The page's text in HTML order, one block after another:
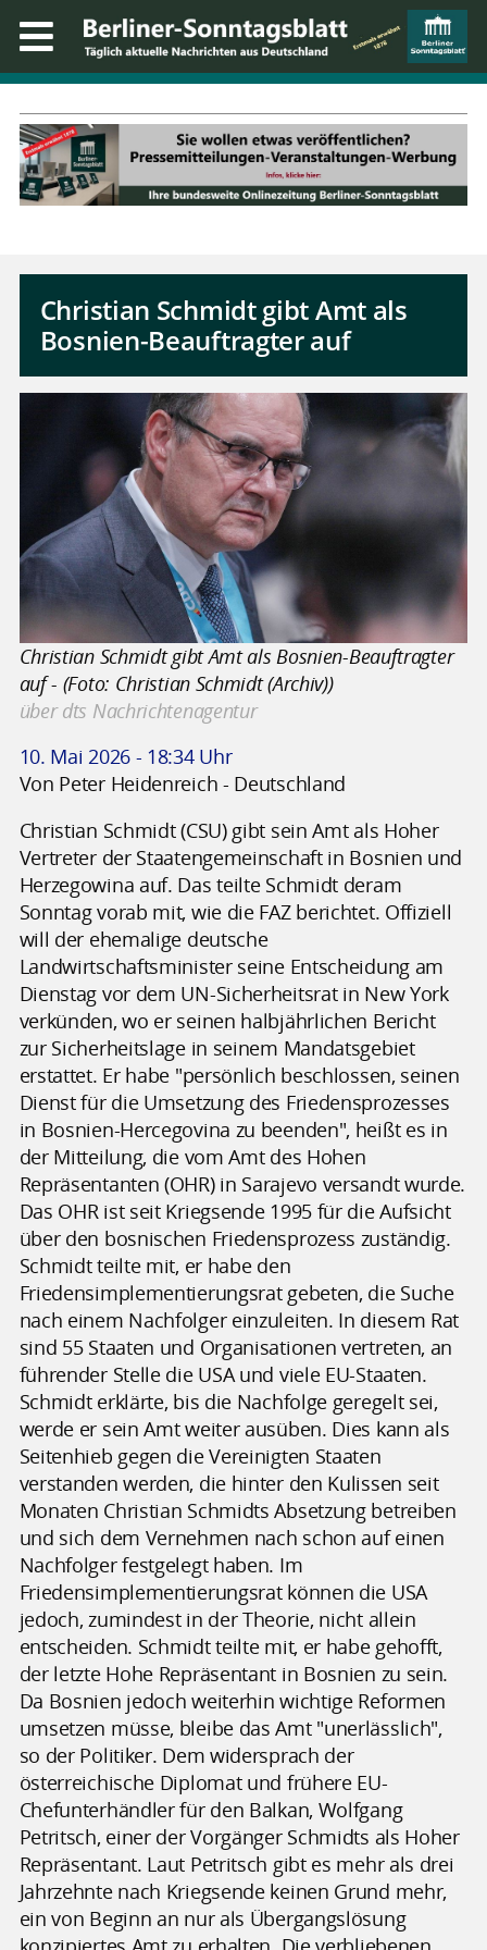
Christian Schmidt gibt Amt als
Bosnien-Beauftragter auf
Christian Schmidt gibt Amt als Bosnien-Beauftragter
auf - (Foto: Christian Schmidt (Archiv))
über dts Nachrichtenagentur
10. Mai 2026 - 18:34 Uhr
Von Peter Heidenreich - Deutschland
Christian Schmidt (CSU) gibt sein Amt als Hoher
Vertreter der Staatengemeinschaft in Bosnien und
Herzegowina auf. Das teilte Schmidt deram
Sonntag vorab mit, wie die FAZ berichtet. Offiziell
will der ehemalige deutsche
Landwirtschaftsminister seine Entscheidung am
Dienstag vor dem UN-Sicherheitsrat in New York
verkünden, wo er seinen halbjährlichen Bericht
zur Sicherheitslage in seinem Mandatsgebiet
erstattet. Er habe "persönlich beschlossen, seinen
Dienst für die Umsetzung des Friedensprozesses
in Bosnien-Hercegovina zu beenden", heißt es in
der Mitteilung, die vom Amt des Hohen
Repräsentanten (OHR) in Sarajevo versandt wurde.
Das OHR ist seit Kriegsende 1995 für die Aufsicht
über den bosnischen Friedensprozess zuständig.
Schmidt teilte mit, er habe den
Friedensimplementierungsrat gebeten, die Suche
nach einem Nachfolger einzuleiten. In diesem Rat
sind 55 Staaten und Organisationen vertreten, an
führender Stelle die USA und viele EU-Staaten.
Schmidt erklärte, bis die Nachfolge geregelt sei,
werde er sein Amt weiter ausüben. Dies kann als
Seitenhieb gegen die Vereinigten Staaten
verstanden werden, die hinter den Kulissen seit
Monaten Christian Schmidts Absetzung betreiben
und sich dem Vernehmen nach schon auf einen
Nachfolger festgelegt haben. Im
Friedensimplementierungsrat können die USA
jedoch, zumindest in der Theorie, nicht allein
entscheiden. Schmidt teilte mit, er habe gehofft,
der letzte Hohe Repräsentant in Bosnien zu sein.
Da Bosnien jedoch weiterhin wichtige Reformen
umsetzen müsse, bleibe das Amt "unerlässlich",
so der Politiker. Dem widersprach der
österreichische Diplomat und frühere EU-
Chefunterhändler für den Balkan, Wolfgang
Petritsch, einer der Vorgänger Schmidts als Hoher
Repräsentant. Laut Petritsch gibt es mehr als drei
Jahrzehnte nach Kriegsende keinen Grund mehr,
ein von Beginn an nur als Übergangslösung